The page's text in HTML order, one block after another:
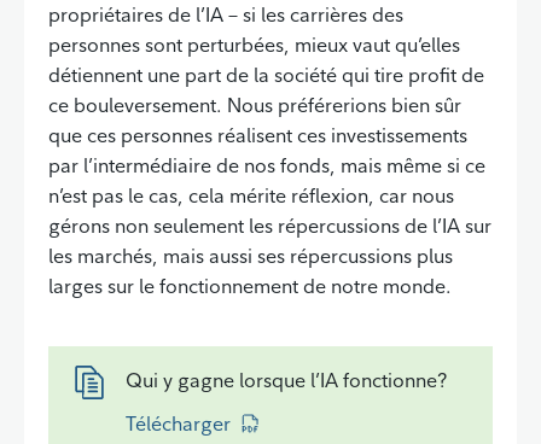
propriétaires de l’IA – si les carrières des
personnes sont perturbées, mieux vaut qu’elles
détiennent une part de la société qui tire profit de
ce bouleversement. Nous préférerions bien sûr
que ces personnes réalisent ces investissements
par l’intermédiaire de nos fonds, mais même si ce
n’est pas le cas, cela mérite réflexion, car nous
gérons non seulement les répercussions de l’IA sur
les marchés, mais aussi ses répercussions plus
larges sur le fonctionnement de notre monde.
Retour à la table des matières
Qui y gagne lorsque l’IA fonctionne?
Télécharger